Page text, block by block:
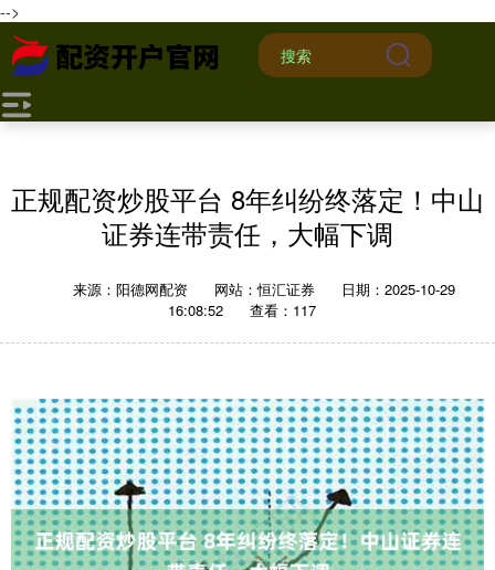
-->
正规配资炒股平台 8年纠纷终落定！中山
证券连带责任，大幅下调
来源：阳德网配资 网站：恒汇证券
日期：2025-10-29
16:08:52
查看：117